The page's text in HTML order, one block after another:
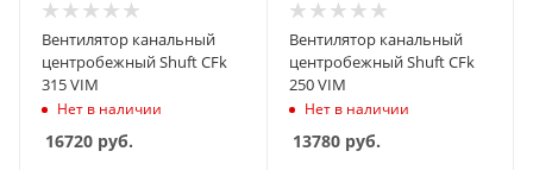
Вентилятор канальный
центробежный Shuft CFk
315 VIM
Нет в наличии
16720 руб.
Вентилятор канальный
центробежный Shuft CFk
250 VIM
Нет в наличии
13780руб.